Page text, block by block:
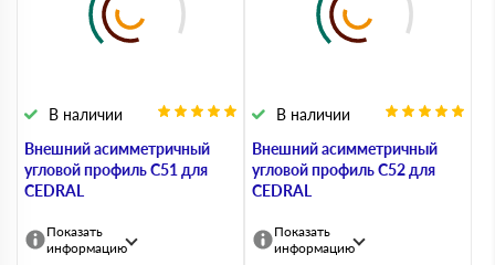
Внешний асимметричный
угловой профиль С51 для
CEDRAL
В наличии
Показать
информацию
Внешний асимметричный
угловой профиль С52 для
CEDRAL
В наличии
Показать
информацию